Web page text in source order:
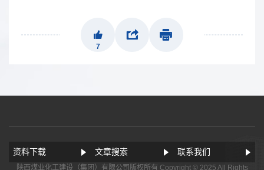
7
资料下载 文章搜索 联系我们
陕西煤业化工建设（集团）有限公司版权所有 Copyright © 2025 All Rights